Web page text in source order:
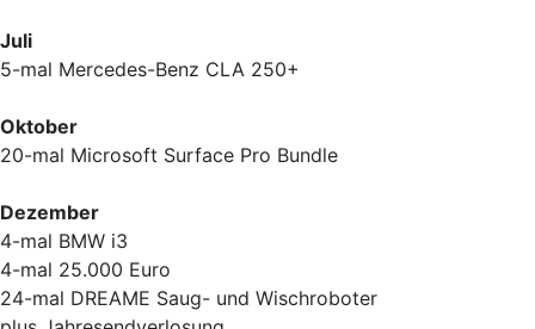
Juli
5-mal Mercedes-Benz CLA 250+
Oktober
20-mal Microsoft Surface Pro Bundle
Dezember
4-mal BMW i3
4-mal 25.000 Euro
24-mal DREAME Saug- und Wischroboter